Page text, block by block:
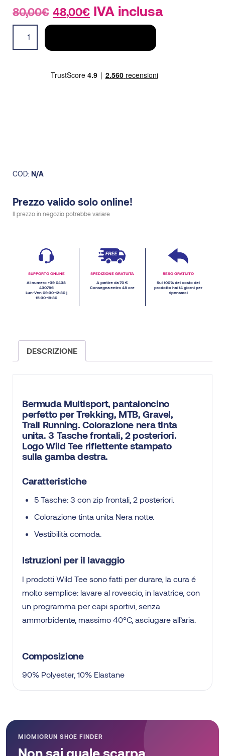
80,00€ Il
prezzo
era:
48,00€ Il
prezzo
è:
IVA inclusa
Pantaloncino
COD: N/A
Prezzo valido solo online!
Il prezzo in negozio potrebbe variare
SUPPORTO ONLINE
Al numero +39 0438
430796
Lun-Ven 09:30-12:30 |
15:30-19:30
SPEDIZIONE GRATUITA
A partire da 70 €
Consegna entro 48 ore
RESO GRATUITO
Sul 100% del costo del
prodotto hai 14 giorni per
ripensarci
DESCRIZIONE
Bermuda Multisport, pantaloncino
perfetto per Trekking, MTB, Gravel,
Trail Running. Colorazione nera tinta
unita. 3 Tasche frontali, 2 posteriori.
Logo Wild Tee riflettente stampato
sulla gamba destra.
Caratteristiche
5 Tasche: 3 con zip frontali, 2 posteriori.
Colorazione tinta unita Nera notte.
Vestibilità comoda.
Istruzioni per il lavaggio
I prodotti Wild Tee sono fatti per durare, la cura é
molto semplice: lavare al rovescio, in lavatrice, con
un programma per capi sportivi, senza
ammorbidente, massimo 40°C, asciugare all’aria.
Composizione
90% Polyester, 10% Elastane
MIOMIORUN SHOE FINDER
Non sai quale scarpa